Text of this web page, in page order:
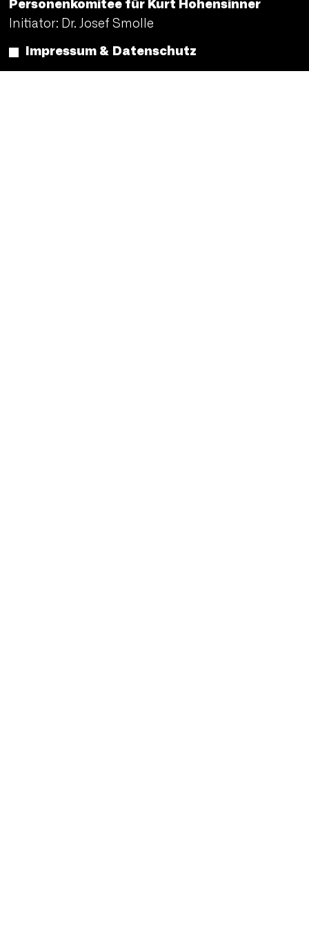
Personenkomitee für Kurt Hohensinner
Initiator: Dr. Josef Smolle
Impressum & Datenschutz